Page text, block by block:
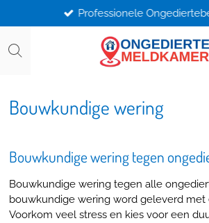
direct
naar
Professionele
Bouwkundige wering
Bouwkundige wering tegen
Bouwkundige wering tegen alle
bouwkundige wering word geleverd met
Voorkom veel stress en kies voor een